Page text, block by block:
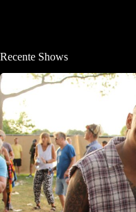
Recente Shows